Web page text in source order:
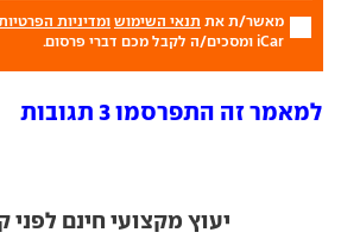
מאשר/ת את תנאי השימוש ומדיניות
iCar ומסכים/ה לקבל מכם דברי פרסום.
למאמר זה התפרסמו 3 תגובות
יעוץ מקצועי חינם לפני